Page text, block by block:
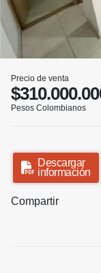
Precio de venta
Pesos Colombianos
Descargar
información
Compartir